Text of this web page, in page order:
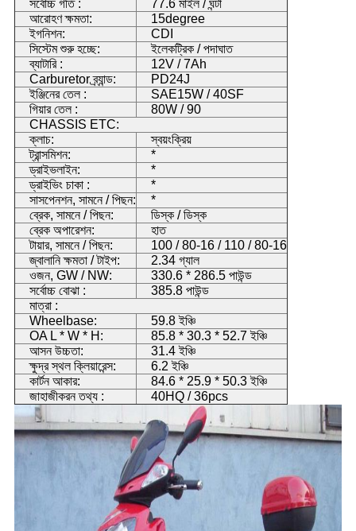
সর্বোচ্চ গতি :
77.6 মাইল / ঘন্টা
আরোহণ ক্ষমতা:
15degree
ইগনিশন:
CDI
সিস্টেম শুরু হচ্ছে:
ইলেকট্রিক / পদাঘাত
ব্যাটারি :
12V / 7Ah
Carburetor ব্র্যান্ড:
PD24J
ইঞ্জিনের তেল :
SAE15W / 40SF
গিয়ার তেল :
80W / 90
CHASSIS ETC:
ক্লাচ:
স্বয়ংক্রিয়
ট্রান্সমিশন:
*
ড্রাইভলাইন:
*
ড্রাইভিং চাকা :
*
সাসপেনশন, সামনে / পিছন:
*
ব্রেক, সামনে / পিছন:
ডিস্ক / ডিস্ক
ব্রেক অপারেশন:
হাত
টায়ার, সামনে / পিছন:
100 / 80-16 / 110 / 80-16
জ্বালানি ক্ষমতা / টাইপ:
2.34 গ্যাল
ওজন, GW / NW:
330.6 * 286.5 পাউন্ড
সর্বোচ্চ বোঝা :
385.8 পাউন্ড
মাত্রা :
Wheelbase:
59.8 ইঞ্চি
OA L * W * H:
85.8 * 30.3 * 52.7 ইঞ্চি
আসন উচ্চতা:
31.4 ইঞ্চি
ক্ষুদ্র স্থল ক্লিয়ারেন্স:
6.2 ইঞ্চি
কার্টন আকার:
84.6 * 25.9 * 50.3 ইঞ্চি
জাহাজীকরন তথ্য :
40HQ / 36pcs